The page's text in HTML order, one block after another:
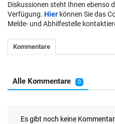
Diskussionen steht Ihnen ebenso
Verfügung. Hier können Sie das
Melde- und Abhilfestelle